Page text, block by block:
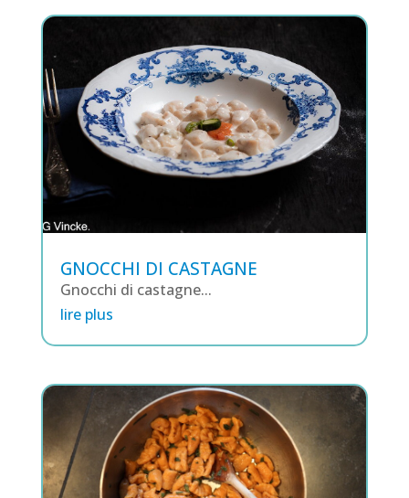
GNOCCHI DI CASTAGNE
Gnocchi di castagne...
lire plus